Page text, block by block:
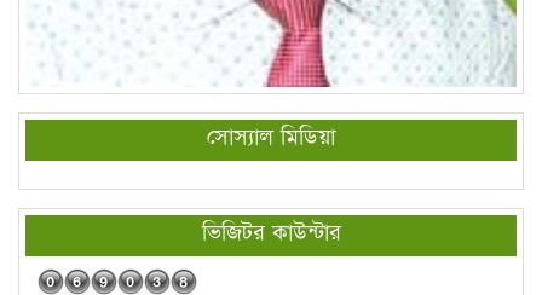
সোস্যাল মিডিয়া
ভিজিটর কাউন্টার